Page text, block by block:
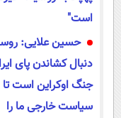
است"
حسین علایی:
دنبال کشاندن پای
جنگ اوکراین است تا
سیاست خارجی ما را